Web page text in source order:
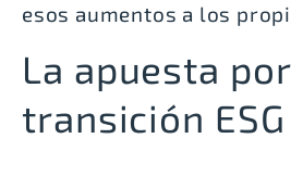
esos aumentos a los
La apuesta
transición ESG